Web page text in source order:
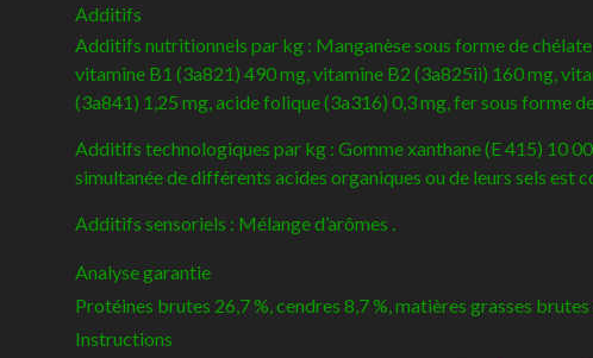
Additifs
Additifs nutritionnels par kg : Manganèse sous forme de
vitamine B1 (3a821) 490 mg, vitamine B2 (3a825ii) 160 mg,
(3a841) 1,25 mg, acide folique (3a316) 0,3 mg, fer sous forme
Additifs technologiques par kg : Gomme xanthane (E 415) 10
simultanée de différents acides organiques ou de leurs sels est
Additifs sensoriels : Mélange d’arômes .
Analyse garantie
Protéines brutes 26,7 %, cendres 8,7 %, matières grasses
Instructions